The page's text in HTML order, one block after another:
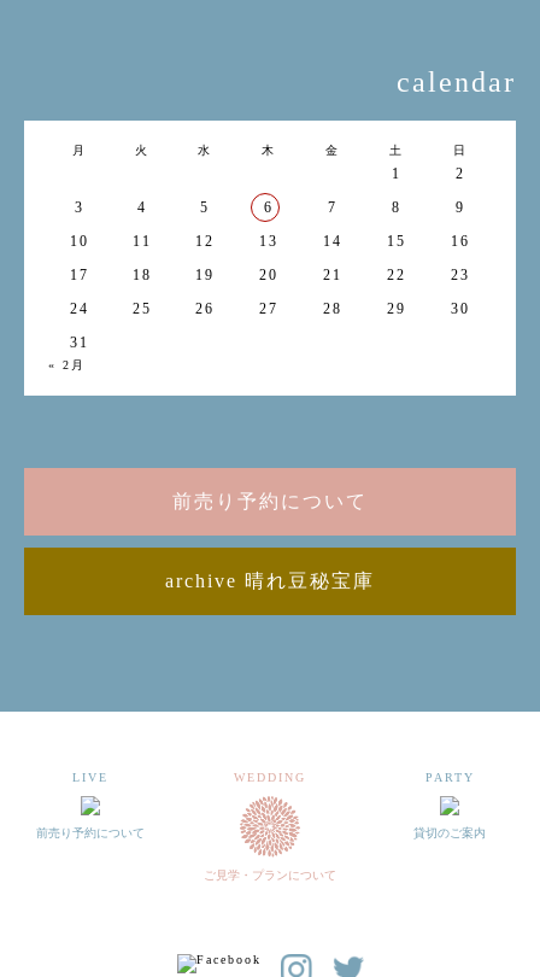
calendar
月 火 水 木 金 土 日
1
2
3
4 5 6 7 8
9
10
11 12 13 14 15
16
17
18 19 20 21 22
23
24
25 26 27 28 29
30
31
« 2月
前売り予約について
archive 晴れ豆秘宝庫
LIVE
前売り予約について
WEDDING
ご見学・プランについて
PARTY
貸切のご案内